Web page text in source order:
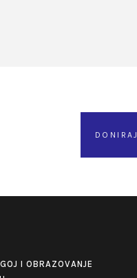
DONIRAJ
I OBRAZOVANJE